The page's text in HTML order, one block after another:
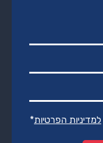
למדיניות הפרטיות*